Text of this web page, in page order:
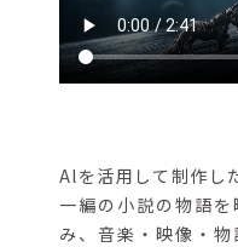
Alを活用して制作し
一編の小説の物語
み、音楽・映像・